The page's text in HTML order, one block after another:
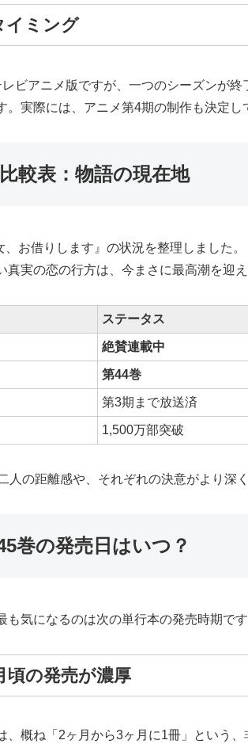
イミング
ビアニメ版ですが、一つのシーズンが
実際には、アニメ第4期の制作も決定し
較表：物語の現在地
お借りします』の状況を整理しました。
実の恋の行方は、今まさに最高潮を迎え
ステータス
絶賛連載中
第44巻
第3期まで放送済
1,500万部突破
の距離感や、それぞれの決意がより深
巻の発売日はいつ？
気になるのは次の単行本の発売時期で
頃の発売が濃厚
、概ね「2ヶ月から3ヶ月に1冊」という